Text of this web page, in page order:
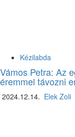
Kézilabda
Vámos Petra: Az
éremmel távozni
2024.12.14. Elek Zoli